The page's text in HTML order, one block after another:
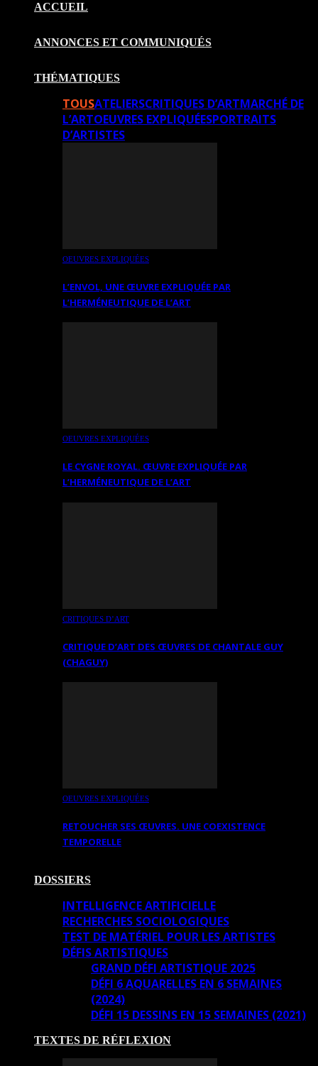
ACCUEIL
ANNONCES ET COMMUNIQUÉS
THÉMATIQUES
TOUSATELIERSCRITIQUES D’ARTMARCHÉ DE
L’ARTOEUVRES EXPLIQUÉESPORTRAITS
D’ARTISTES
OEUVRES EXPLIQUÉES
L’ENVOL, UNE ŒUVRE EXPLIQUÉE PAR
L’HERMÉNEUTIQUE DE L’ART
OEUVRES EXPLIQUÉES
LE CYGNE ROYAL. ŒUVRE EXPLIQUÉE PAR
L’HERMÉNEUTIQUE DE L’ART
CRITIQUES D’ART
CRITIQUE D’ART DES ŒUVRES DE CHANTALE GUY
(CHAGUY)
OEUVRES EXPLIQUÉES
RETOUCHER SES ŒUVRES. UNE COEXISTENCE
TEMPORELLE
DOSSIERS
INTELLIGENCE ARTIFICIELLE
RECHERCHES SOCIOLOGIQUES
TEST DE MATÉRIEL POUR LES ARTISTES
DÉFIS ARTISTIQUES
GRAND DÉFI ARTISTIQUE 2025
DÉFI 6 AQUARELLES EN 6 SEMAINES
(2024)
DÉFI 15 DESSINS EN 15 SEMAINES (2021)
TEXTES DE RÉFLEXION